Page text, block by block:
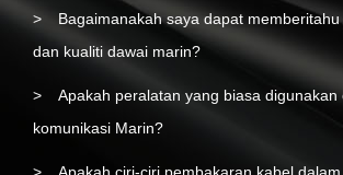
Bagaimanakah saya dapat
dan kualiti dawai marin?
Apakah peralatan yang biasa digunakan
komunikasi Marin?